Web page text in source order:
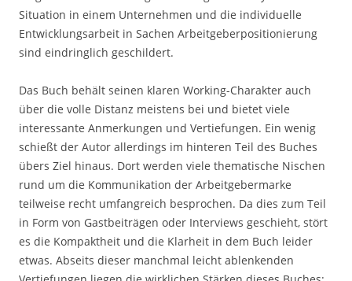
Situation in einem Unternehmen und die individuelle
Entwicklungsarbeit in Sachen Arbeitgeberpositionierung
sind eindringlich geschildert.
Das Buch behält seinen klaren Working-Charakter auch
über die volle Distanz meistens bei und bietet viele
interessante Anmerkungen und Vertiefungen. Ein wenig
schießt der Autor allerdings im hinteren Teil des Buches
übers Ziel hinaus. Dort werden viele thematische Nischen
rund um die Kommunikation der Arbeitgebermarke
teilweise recht umfangreich besprochen. Da dies zum Teil
in Form von Gastbeiträgen oder Interviews geschieht, stört
es die Kompaktheit und die Klarheit in dem Buch leider
etwas. Abseits dieser manchmal leicht ablenkenden